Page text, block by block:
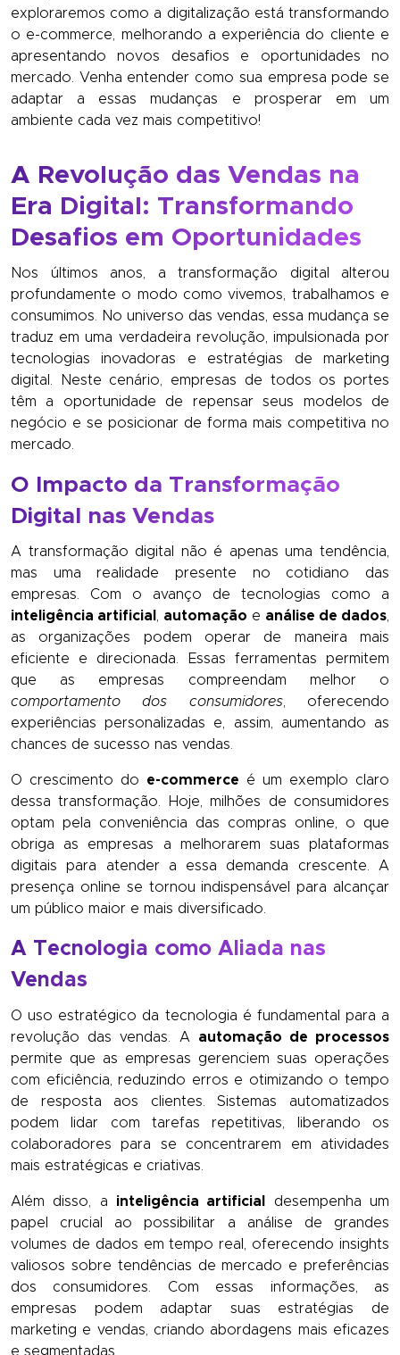
exploraremos como a digitalização está transformando
o e-commerce, melhorando a experiência do cliente e
apresentando novos desafios e oportunidades no
mercado. Venha entender como sua empresa pode se
adaptar a essas mudanças e prosperar em um
ambiente cada vez mais competitivo!
A Revolução das Vendas na
Era Digital: Transformando
Desafios em Oportunidades
Nos últimos anos, a transformação digital alterou
profundamente o modo como vivemos, trabalhamos e
consumimos. No universo das vendas, essa mudança se
traduz em uma verdadeira revolução, impulsionada por
tecnologias inovadoras e estratégias de marketing
digital. Neste cenário, empresas de todos os portes
têm a oportunidade de repensar seus modelos de
negócio e se posicionar de forma mais competitiva no
mercado.
O Impacto da Transformação
Digital nas Vendas
A transformação digital não é apenas uma tendência,
mas uma realidade presente no cotidiano das
empresas. Com o avanço de tecnologias como a
inteligência artificial
automação e análise de dados
as organizações podem operar de maneira mais
eficiente e direcionada. Essas ferramentas permitem
que as empresas compreendam melhor o
comportamento dos consumidores, oferecendo
experiências personalizadas e, assim, aumentando as
chances de sucesso nas vendas.
O crescimento do e-commerce é um exemplo claro
dessa transformação. Hoje, milhões de consumidores
optam pela conveniência das compras online, o que
obriga as empresas a melhorarem suas plataformas
digitais para atender a essa demanda crescente. A
presença online se tornou indispensável para alcançar
um público maior e mais diversificado.
A Tecnologia como Aliada nas
Vendas
O uso estratégico da tecnologia é fundamental para a
revolução das vendas. A automação de processos
permite que as empresas gerenciem suas operações
com eficiência, reduzindo erros e otimizando o tempo
de resposta aos clientes. Sistemas automatizados
podem lidar com tarefas repetitivas, liberando os
colaboradores para se concentrarem em atividades
mais estratégicas e criativas.
Além disso, a inteligência artificial
desempenha um
papel crucial ao possibilitar a análise de grandes
volumes de dados em tempo real, oferecendo insights
valiosos sobre tendências de mercado e preferências
dos consumidores. Com essas informações, as
empresas podem adaptar suas estratégias de
marketing e vendas, criando abordagens mais eficazes
e segmentadas.